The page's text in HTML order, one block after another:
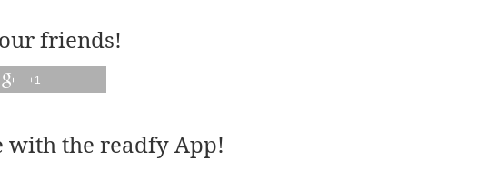
friends!
+1
with the readfy App!